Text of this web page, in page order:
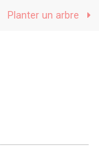
Planter un arbre